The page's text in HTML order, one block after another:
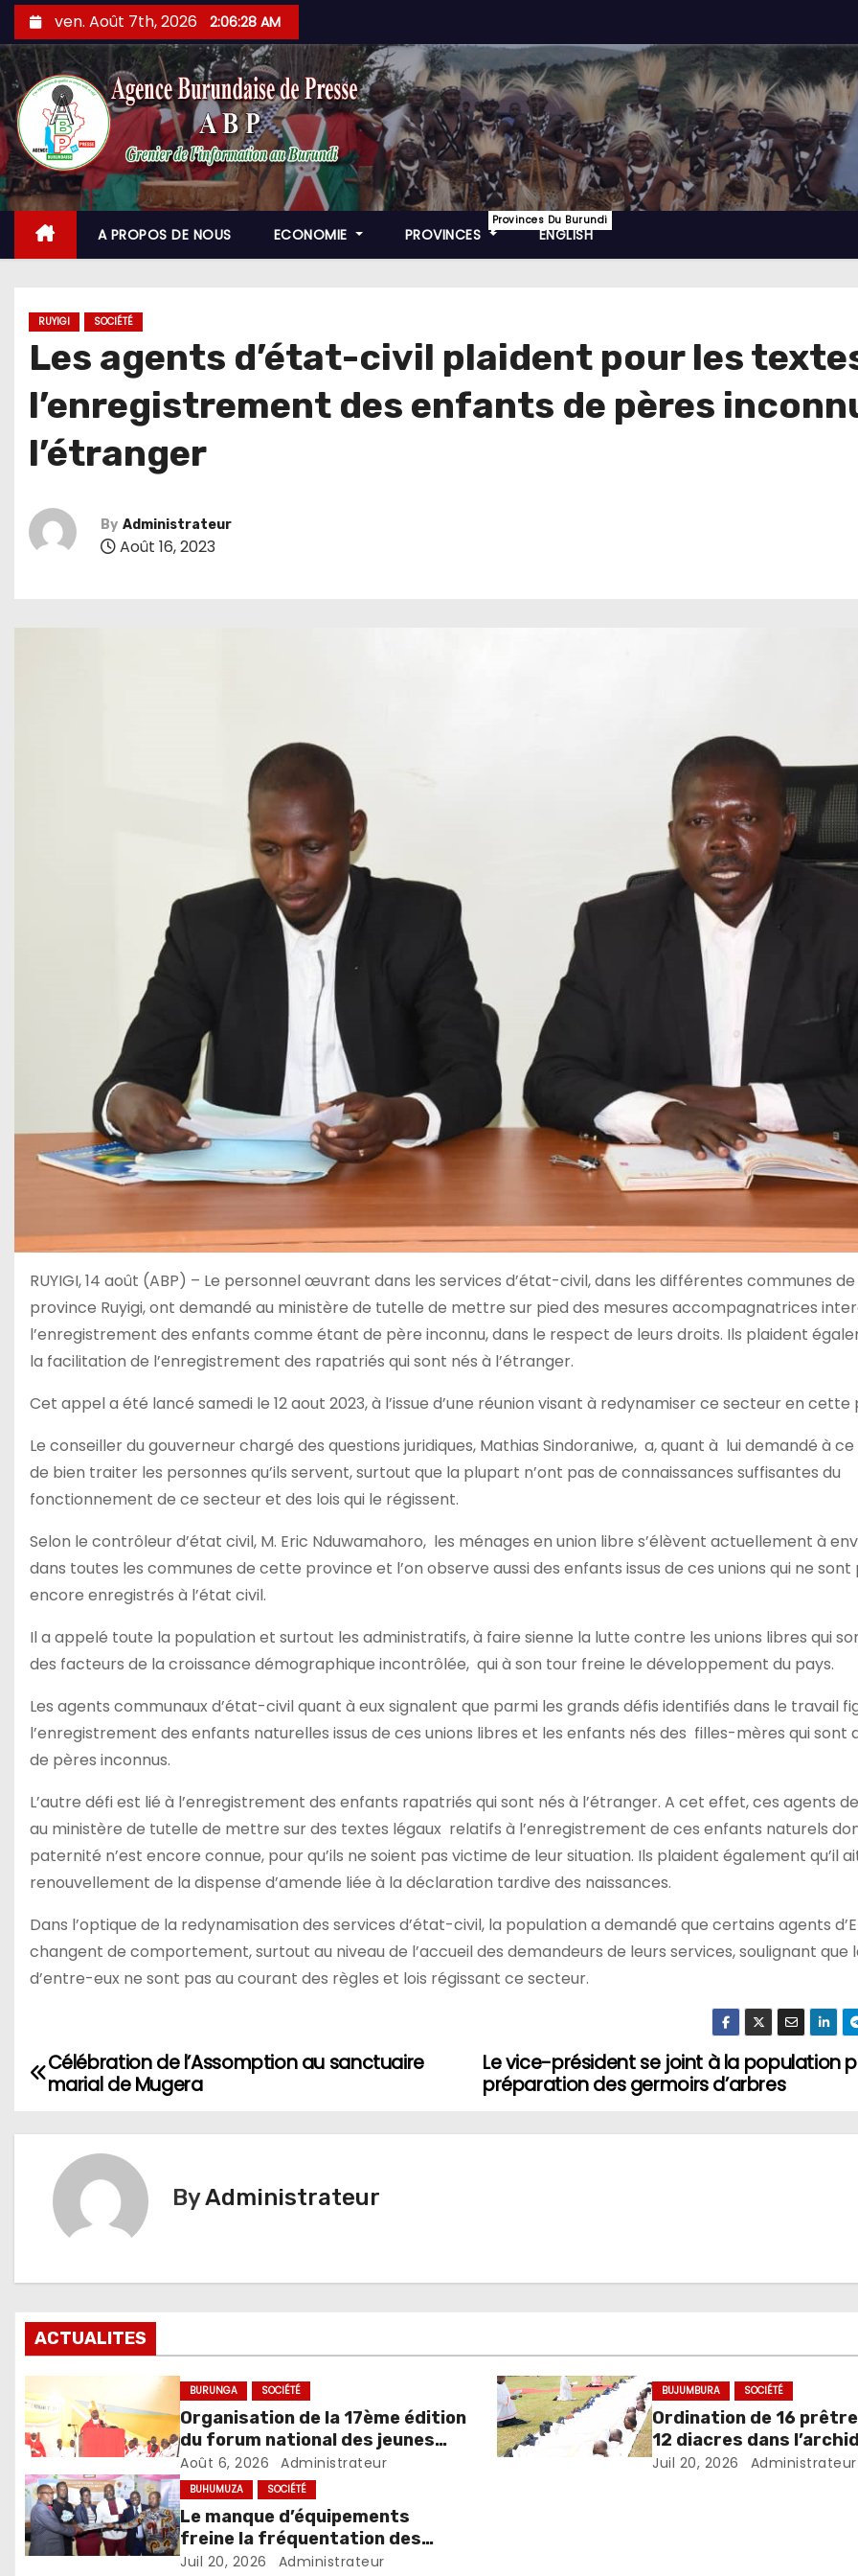
Skip
to
content
ven. Août 7th, 2026 2:06:29 AM
A PROPOS DE NOUS ECONOMIE PROVINCES
Provinces Du Burundi
ENGLISH
RUYIGI SOCIÉTÉ
Les agents d’état-civil plaident pour les
l’enregistrement des enfants de pères
l’étranger
By Administrateur
Août 16, 2023
RUYIGI, 14 août (ABP) – Le personnel œuvrant dans les services d’état-civil, dans les différentes communes de
province Ruyigi, ont demandé au ministère de tutelle de mettre sur pied des mesures accompagnatrices
l’enregistrement des enfants comme étant de père inconnu, dans le respect de leurs droits. Ils plaident
la facilitation de l’enregistrement des rapatriés qui sont nés à l’étranger.
Cet appel a été lancé samedi le 12 aout 2023, à l’issue d’une réunion visant à redynamiser ce secteur en cette
Le conseiller du gouverneur chargé des questions juridiques, Mathias Sindoraniwe, a, quant à lui demandé à
de bien traiter les personnes qu’ils servent, surtout que la plupart n’ont pas de connaissances suffisantes du
fonctionnement de ce secteur et des lois qui le régissent.
Selon le contrôleur d’état civil, M. Eric Nduwamahoro, les ménages en union libre s’élèvent actuellement à
dans toutes les communes de cette province et l’on observe aussi des enfants issus de ces unions qui ne sont
encore enregistrés à l’état civil.
Il a appelé toute la population et surtout les administratifs, à faire sienne la lutte contre les unions libres qui
des facteurs de la croissance démographique incontrôlée, qui à son tour freine le développement du pays.
Les agents communaux d’état-civil quant à eux signalent que parmi les grands défis identifiés dans le travail
l’enregistrement des enfants naturelles issus de ces unions libres et les enfants nés des filles-mères qui sont
de pères inconnus.
L’autre défi est lié à l’enregistrement des enfants rapatriés qui sont nés à l’étranger. A cet effet, ces agents
au ministère de tutelle de mettre sur des textes légaux relatifs à l’enregistrement de ces enfants naturels
paternité n’est encore connue, pour qu’ils ne soient pas victime de leur situation. Ils plaident également qu’il
renouvellement de la dispense d’amende liée à la déclaration tardive des naissances.
Dans l’optique de la redynamisation des services d’état-civil, la population a demandé que certains agents
changent de comportement, surtout au niveau de l’accueil des demandeurs de leurs services, soulignant que
d’entre-eux ne sont pas au courant des règles et lois régissant ce secteur.
Navigation
l’article
Le vice-président se joint à la population
préparation des germoirs d’arbres
Célébration de l’Assomption au sanctuaire
marial de Mugera
ByAdministrateur
ACTUALITES
BURUNGA SOCIÉTÉ
Organisation de la 17ème édition
du forum national des jeunes
par l’église catholique du
Burundi
Août 6, 2026 Administrateur
BUJUMBURA SOCIÉTÉ
Ordination de 16
12 diacres dans
de Bujumbura
Juil 20, 2026 Administrateur
BUHUMUZA SOCIÉTÉ
Le manque d’équipements
freine la fréquentation des
centres de métiers en province
Juil 20, 2026 Administrateur